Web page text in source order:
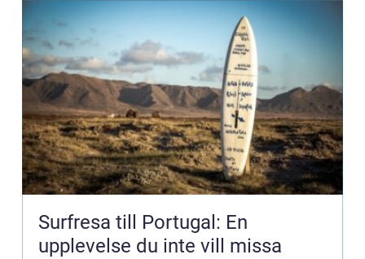
Surfresa till Portugal: En
upplevelse du inte vill missa